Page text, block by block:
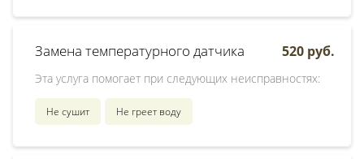
Замена температурного датчика
Эта услуга помогает при следующих неисправностях:
Не сушит Не греет воду
520 руб.